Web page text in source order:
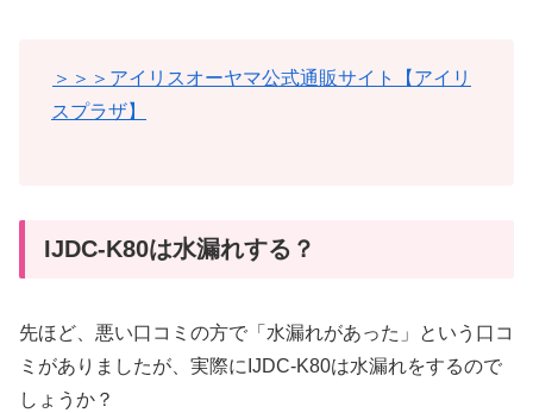
＞＞＞アイリスオーヤマ公式通販サイト【アイリ
スプラザ】
IJDC-K80は水漏れする？
先ほど、悪い口コミの方で「水漏れがあった」という口コ
ミがありましたが、実際にIJDC-K80は水漏れをするので
しょうか？